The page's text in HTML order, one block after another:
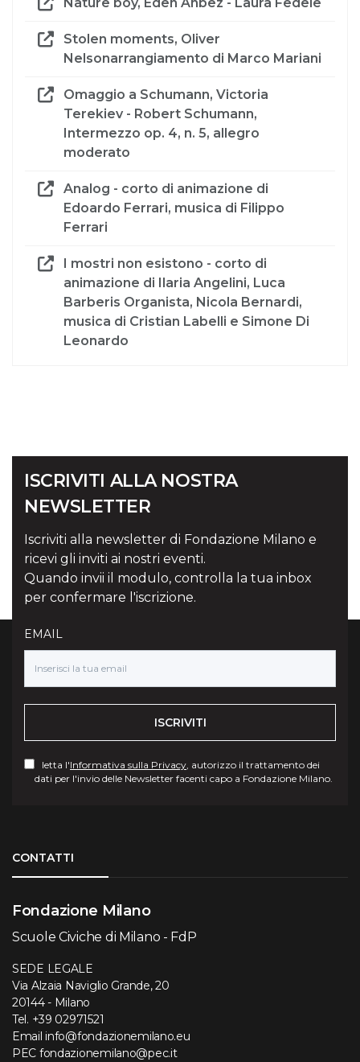
Nature boy, Eden Ahbez - Laura Fedele
Stolen moments, Oliver
Nelsonarrangiamento di Marco Mariani
Omaggio a Schumann, Victoria
Terekiev - Robert Schumann,
Intermezzo op. 4, n. 5, allegro
moderato
Analog - corto di animazione di
Edoardo Ferrari, musica di Filippo
Ferrari
I mostri non esistono - corto di
animazione di Ilaria Angelini, Luca
Barberis Organista, Nicola Bernardi,
musica di Cristian Labelli e Simone Di
Leonardo
ISCRIVITI ALLA NOSTRA
NEWSLETTER
Iscriviti alla newsletter di Fondazione Milano e
ricevi gli inviti ai nostri eventi.
Quando invii il modulo, controlla la tua inbox
per confermare l'iscrizione.
EMAIL
ISCRIVITI
letta l'Informativa sulla Privacy, autorizzo il trattamento dei
dati per l'invio delle Newsletter facenti capo a Fondazione Milano.
CONTATTI
Fondazione Milano
Scuole Civiche di Milano - FdP
SEDE LEGALE
Via Alzaia Naviglio Grande, 20
20144 - Milano
Tel. +39 02971521
Email info@fondazionemilano.eu
PEC fondazionemilano@pec.it